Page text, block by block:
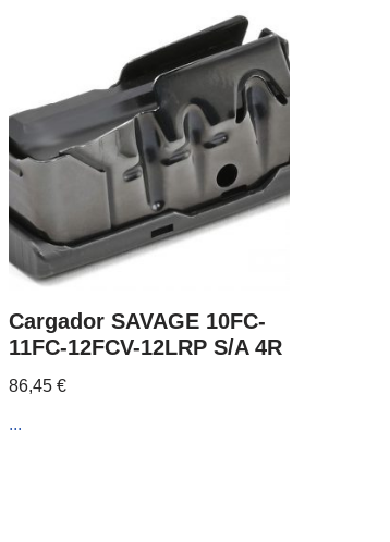
Cargador SAVAGE 10FC-
11FC-12FCV-12LRP S/A 4R
86,45€
...